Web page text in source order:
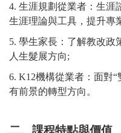
4. 生涯規劃從業者：生涯
生涯理論與工具，提升專
5. 學生家長：了解教改政
人生髮展方向;
6. K12機構從業者：面對“
有前景的轉型方向。
二、課程特點與價值